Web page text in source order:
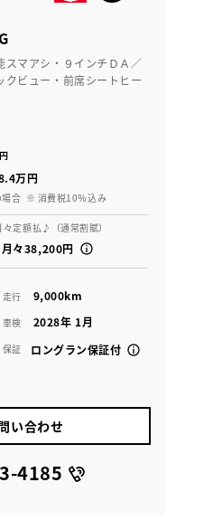
スマアシ・９インチＤＡ／
クビュー・前席シートヒー
万円
合 ※ 消費税10％込み
定額払♪（通常割賦）
々38,200円
走行 9,000km
車検 2028年 1月
保証 ロングラン保証付
い合わせ
4185